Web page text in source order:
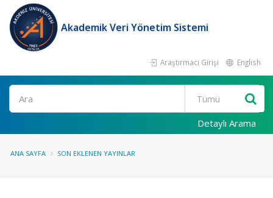
Akademik Veri Yönetim Sistemi
Araştırmacı Girişi English
Ara
Detaylı Arama
ANA SAYFA SON EKLENEN YAYINLAR